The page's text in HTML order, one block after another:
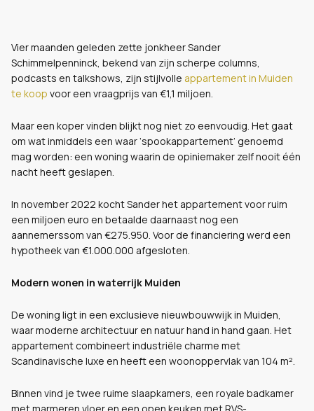
Vier maanden geleden zette jonkheer Sander
Schimmelpenninck, bekend van zijn scherpe columns,
podcasts en talkshows, zijn stijlvolle appartement in Muiden
te koop voor een vraagprijs van €1,1 miljoen.
Maar een koper vinden blijkt nog niet zo eenvoudig. Het gaat
om wat inmiddels een waar ‘spookappartement’ genoemd
mag worden: een woning waarin de opiniemaker zelf nooit één
nacht heeft geslapen.
In november 2022 kocht Sander het appartement voor ruim
een miljoen euro en betaalde daarnaast nog een
aannemerssom van €275.950. Voor de financiering werd een
hypotheek van €1.000.000 afgesloten.
Modern wonen in waterrijk Muiden
De woning ligt in een exclusieve nieuwbouwwijk in Muiden,
waar moderne architectuur en natuur hand in hand gaan. Het
appartement combineert industriële charme met
Scandinavische luxe en heeft een woonoppervlak van 104 m².
Binnen vind je twee ruime slaapkamers, een royale badkamer